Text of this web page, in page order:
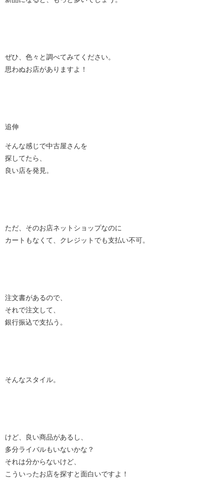
ぜひ、色々と調べてみてください。
思わぬお店がありますよ！
追伸
そんな感じで中古屋さんを
探してたら、
良い店を発見。
ただ、そのお店ネットショップなのに
カートもなくて、クレジットでも支払い不可。
注文書があるので、
それで注文して、
銀行振込で支払う。
そんなスタイル。
けど、良い商品があるし、
多分ライバルもいないかな？
それは分からないけど、
こういったお店を探すと面白いですよ！